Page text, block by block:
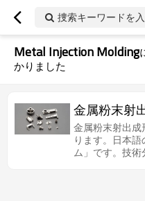
捜索キーワードを
Metal Injection Molding
かりました
金属粉末射
金属粉末射出成
ります。日本
ム」です。技術